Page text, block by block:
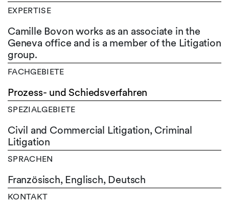
EXPERTISE
Camille Bovon works as an associate in the
Geneva office and is a member of the Litigation
group.
FACHGEBIETE
Prozess- und Schiedsverfahren
SPEZIALGEBIETE
Civil and Commercial Litigation, Criminal
Litigation
SPRACHEN
Französisch, Englisch, Deutsch
KONTAKT